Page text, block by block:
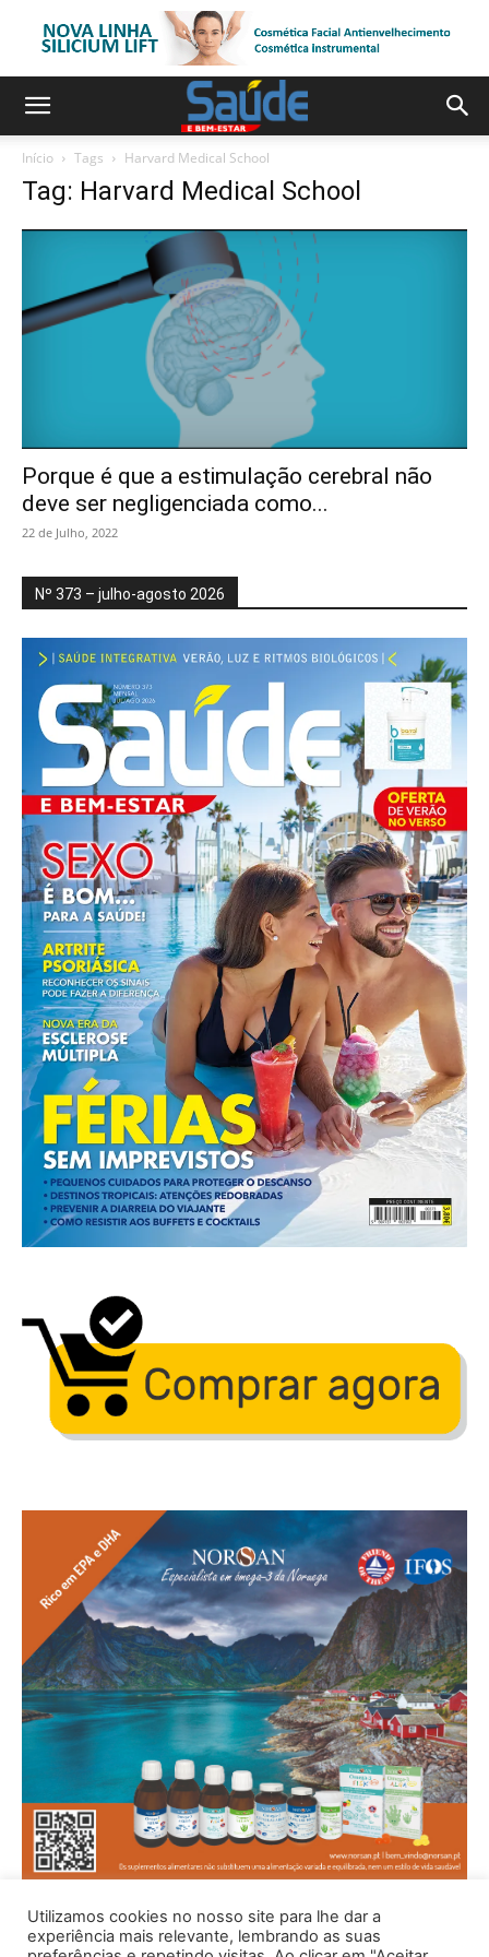
Início Tags Harvard Medical School
Tag: Harvard Medical School
Porque é que a estimulação cerebral não
deve ser negligenciada como...
22 de Julho, 2022
Nº 373 – julho-agosto 2026
Utilizamos cookies no nosso site para lhe dar a
experiência mais relevante, lembrando as suas